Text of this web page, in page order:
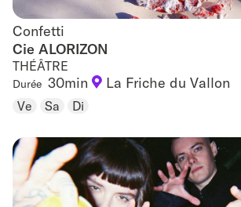
Confetti
Confetti
Cie ALORIZON
THÉÂTRE
Durée 30min La Friche du Vallon
Ve Sa Di